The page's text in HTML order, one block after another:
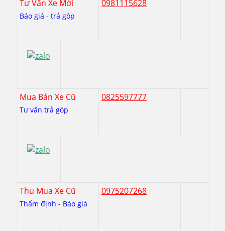
Tư Vấn Xe Mới
Báo giá - trả góp
0981115628
Mua Bán Xe Cũ
Tư vấn trả góp
0825597777
Thu Mua Xe Cũ
Thẩm định - Báo giá
0975207268